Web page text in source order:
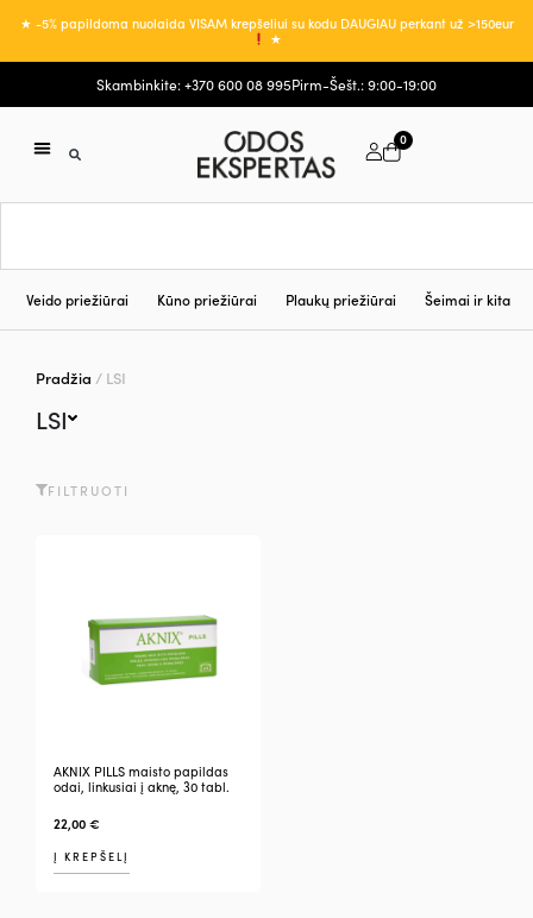
★ -5% papildoma nuolaida VISAM krepšeliui su kodu DAUGIAU perkant už >150eur
★
Skambinkite: +370 600 08 995Pirm-Šešt.: 9:00-19:00
0
Veido priežiūrai Kūno priežiūrai Plaukų priežiūrai Šeimai ir kita
Pradžia / LSI
LSI
FILTRUOTI
AKNIX PILLS maisto papildas
odai, linkusiai į aknę, 30 tabl.
22,00€
Į KREPŠELĮ